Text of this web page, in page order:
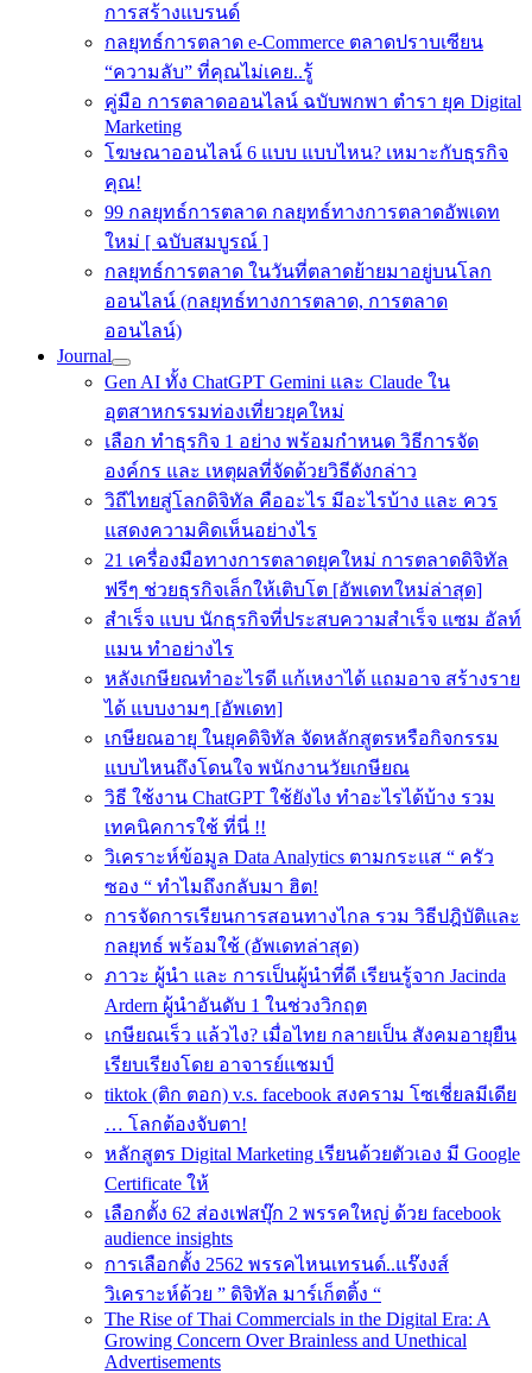
การสร้างแบรนด์
กลยุทธ์การตลาด e-Commerce ตลาดปราบเซียน
“ความลับ” ที่คุณไม่เคย..รู้
คู่มือ การตลาดออนไลน์ ฉบับพกพา ตำรา ยุค Digital
Marketing
โฆษณาออนไลน์ 6 แบบ แบบไหน? เหมาะกับธุรกิจ
คุณ!
99 กลยุทธ์การตลาด กลยุทธ์ทางการตลาดอัพเดท
ใหม่ [ ฉบับสมบูรณ์ ]
กลยุทธ์การตลาด ในวันที่ตลาดย้ายมาอยู่บนโลก
ออนไลน์ (กลยุทธ์ทางการตลาด, การตลาด
ออนไลน์)
Journal
Gen AI ทั้ง ChatGPT Gemini และ Claude ใน
อุตสาหกรรมท่องเที่ยวยุคใหม่
เลือก ทำธุรกิจ 1 อย่าง พร้อมกำหนด วิธีการจัด
องค์กร และ เหตุผลที่จัดด้วยวิธีดังกล่าว
วิถีไทยสู่โลกดิจิทัล คืออะไร มีอะไรบ้าง และ ควร
แสดงความคิดเห็นอย่างไร
21 เครื่องมือทางการตลาดยุคใหม่ การตลาดดิจิทัล
ฟรีๆ ช่วยธุรกิจเล็กให้เติบโต [อัพเดทใหม่ล่าสุด]
สำเร็จ แบบ นักธุรกิจที่ประสบความสําเร็จ แซม อัลท์
แมน ทำอย่างไร
หลังเกษียณทําอะไรดี แก้เหงาได้ แถมอาจ สร้างราย
ได้ แบบงามๆ [อัพเดท]
เกษียณอายุ ในยุคดิจิทัล จัดหลักสูตรหรือกิจกรรม
แบบไหนถึงโดนใจ พนักงานวัยเกษียณ
วิธี ใช้งาน ChatGPT ใช้ยังไง ทำอะไรได้บ้าง รวม
เทคนิคการใช้ ที่นี่ !!
วิเคราะห์ข้อมูล Data Analytics ตามกระแส “ ครัว
ซอง “ ทำไมถึงกลับมา ฮิต!
การจัดการเรียนการสอนทางไกล รวม วิธีปฎิบัติและ
กลยุทธ์ พร้อมใช้ (อัพเดทล่าสุด)
ภาวะ ผู้นำ และ การเป็นผู้นำที่ดี เรียนรู้จาก Jacinda
Ardern ผู้นำอันดับ 1 ในช่วงวิกฤต
เกษียณเร็ว แล้วไง? เมื่อไทย กลายเป็น สังคมอายุยืน
เรียบเรียงโดย อาจารย์แชมป์
tiktok (ติก ตอก) v.s. facebook สงคราม โซเชี่ยลมีเดีย
… โลกต้องจับตา!
หลักสูตร Digital Marketing เรียนด้วยตัวเอง มี Google
Certificate ให้
เลือกตั้ง 62 ส่องเฟสบุ๊ก 2 พรรคใหญ่ ด้วย facebook
audience insights
การเลือกตั้ง 2562 พรรคไหนเทรนด์..แร๊งงส์
วิเคราะห์ด้วย ” ดิจิทัล มาร์เก็ตติ้ง “
The Rise of Thai Commercials in the Digital Era: A
Growing Concern Over Brainless and Unethical
Advertisements